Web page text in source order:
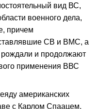
вид ВС,
военного дела,
причем
СВ и ВМС, а
рождали и продолжают
применения ВВС
американских
с Карлом Спаацем,